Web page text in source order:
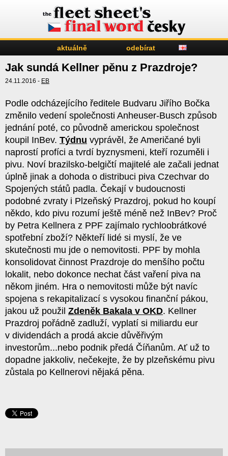
aktuálně odebírat
Jak sundá Kellner pěnu z Prazdroje?
24.11.2016 - EB
Podle odcházejícího ředitele Budvaru Jiřího Bočka
změnilo vedení společnosti Anheuser-Busch způsob
jednání poté, co původně americkou společnost
koupil InBev. Týdnu vyprávěl, že Američané byli
naprostí profíci a tvrdí byznysmeni, kteří rozuměli i
pivu. Noví brazilsko-belgičtí majitelé ale začali jednat
úplně jinak a dohoda o distribuci piva Czechvar do
Spojených států padla. Čekají v budoucnosti
podobné zvraty i Plzeňský Prazdroj, pokud ho koupí
někdo, kdo pivu rozumí ještě méně než InBev? Proč
by Petra Kellnera z PPF zajímalo rychloobrátkové
spotřební zboží? Někteří lidé si myslí, že ve
skutečnosti mu jde o nemovitosti. PPF by mohla
konsolidovat činnost Prazdroje do menšího počtu
lokalit, nebo dokonce nechat část vaření piva na
někom jiném. Hra o nemovitosti může být navíc
spojena s rekapitalizací s vysokou finanční pákou,
jakou už použil Zdeněk Bakala v OKD. Kellner
Prazdroj pořádně zadluží, vyplatí si miliardu eur
v dividendách a prodá akcie důvěřivým
investorům...nebo podnik předá Číňanům. Ať už to
dopadne jakkoliv, nečekejte, že by plzeňskému pivu
zůstala po Kellnerovi nějaká pěna.